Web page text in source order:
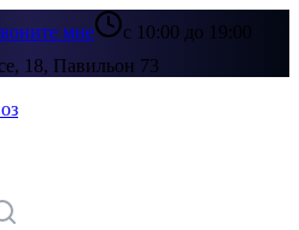
мне
с 10:00 до 19:00
18, Павильон 73